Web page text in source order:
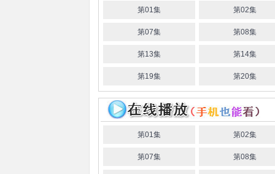
杜煜峰
第01集 第02集
第07集 第08集
第13集 第14集
第19集 第20集
第01集 第02集
第07集 第08集